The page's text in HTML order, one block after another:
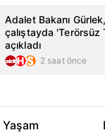
Adalet Bakanı
çalıştayda 'Terörsüz
açıkladı
2 saat önce
Yaşam